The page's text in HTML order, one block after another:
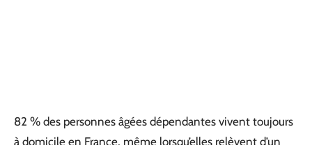
82 % des personnes âgées dépendantes vivent toujours
à domicile en France, même lorsqu’elles relèvent d’un